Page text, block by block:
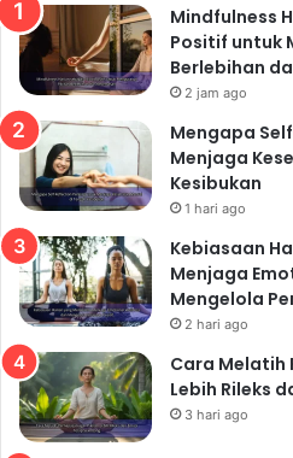
Kelola Stres
Stres dapat mengganggu
teknik manajemen stres,
pernapasan dalam.
Read Also:
10 Pola Hidup Sehat
Direkomendasikan
Kesehatan Fisik dan
Terbukti Efektif! Inilah
Wajib Kamu Terapkan
Bebas Penyakit di Tahun
Mindfulness
Positif untuk
Berlebihan
2 jam ago
Mengapa
Menjaga
Kesibukan
1 hari ago
Kebiasaan
Menjaga
Mengelola
2 hari ago
Cara Melatih
Lebih Rileks
3 hari ago